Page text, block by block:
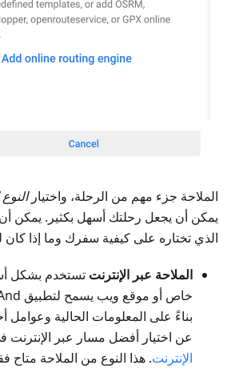
الملاحة جزء مهم من الرحلة، واختيار
يمكن أن يجعل رحلتك أسهل بكثير. يمكن أن
الذي تختاره على كيفية سفرك وما إذا كان
الملاحة عبر الإنترنت تستخدم بشكل
بناءً على المعلومات الحالية وعوامل
عن اختيار أفضل مسار عبر الإنترنت
الإنترنت. هذا النوع من الملاحة متاح